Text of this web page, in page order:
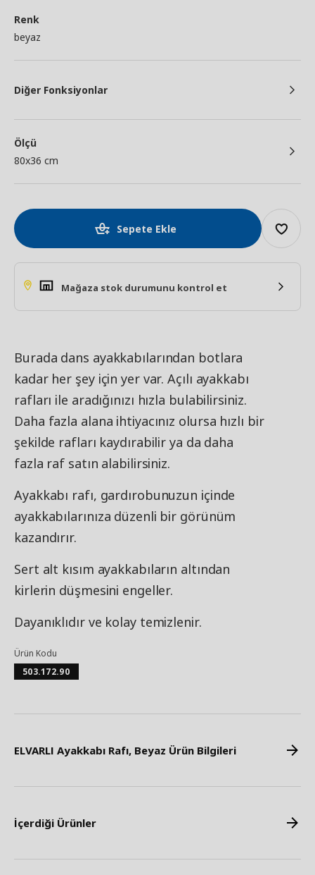
Renk
beyaz
Diğer Fonksiyonlar
Ölçü
80x36 cm
Sepete Ekle
Mağaza stok durumunu kontrol et
Burada dans ayakkabılarından botlara
kadar her şey için yer var. Açılı ayakkabı
rafları ile aradığınızı hızla bulabilirsiniz.
Daha fazla alana ihtiyacınız olursa hızlı bir
şekilde rafları kaydırabilir ya da daha
fazla raf satın alabilirsiniz.
Ayakkabı rafı, gardırobunuzun içinde
ayakkabılarınıza düzenli bir görünüm
kazandırır.
Sert alt kısım ayakkabıların altından
kirlerin düşmesini engeller.
Dayanıklıdır ve kolay temizlenir.
Ürün Kodu
503.172.90
ELVARLI Ayakkabı Rafı, Beyaz Ürün Bilgileri
İçerdiği Ürünler